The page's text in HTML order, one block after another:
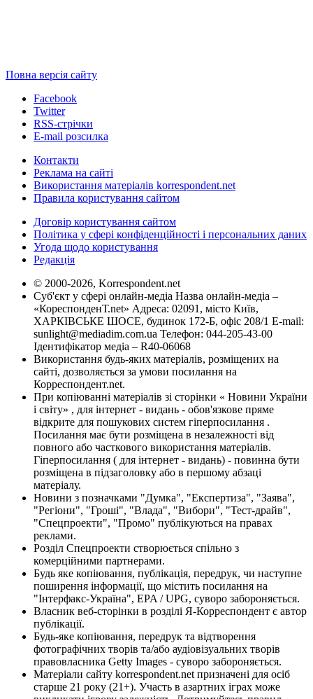
Повна версія сайту
Facebook
Twitter
RSS-стрічки
E-mail розсилка
Контакти
Реклама на сайті
Використання матеріалів korrespondent.net
Правила користування сайтом
Договір користування сайтом
Політика у сфері конфіденційності і персональних даних
Угода щодо користування
Редакція
© 2000-2026, Korrespondent.net
Суб'єкт у сфері онлайн-медіа Назва онлайн-медіа –
«КореспонденТ.net» Адреса: 02091, місто Київ,
ХАРКІВСЬКЕ ШОСЕ, будинок 172-Б, офіс 208/1 E-mail:
sunlight@mediadim.com.ua Телефон: 044-205-43-00
Ідентифікатор медіа – R40-06068
Використання будь-яких матеріалів, розміщених на
сайті, дозволяється за умови посилання на
Корреспондент.net.
При копіюванні матеріалів зі сторінки « Новини України
і світу» , для інтернет - видань - обов'язкове пряме
відкрите для пошукових систем гіперпосилання .
Посилання має бути розміщена в незалежності від
повного або часткового використання матеріалів.
Гіперпосилання ( для інтернет - видань) - повинна бути
розміщена в підзаголовку або в першому абзаці
матеріалу.
Новини з позначками "Думка", "Експертиза", "Заява",
"Регіони", "Гроші", "Влада", "Вибори", "Тест-драйв",
"Спецпроекти", "Промо" публікуються на правах
реклами.
Розділ Спецпроекти створюється спільно з
комерційними партнерами.
Будь яке копіювання, публікація, передрук, чи наступне
поширення інформації, що містить посилання на
"Інтерфакс-Україна", EPA / UPG, суворо забороняється.
Власник веб-сторінки в розділі Я-Корреспондент є автор
публікації.
Будь-яке копіювання, передрук та відтворення
фотографічних творів та/або аудіовізуальних творів
правовласника Getty Images - суворо забороняється.
Матеріали сайту korrespondent.net призначені для осіб
старше 21 року (21+). Участь в азартних іграх може